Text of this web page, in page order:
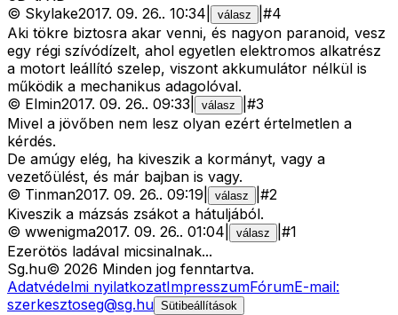
© Skylake2017. 09. 26.. 10:34 válasz #4
Aki tökre biztosra akar venni, és nagyon paranoid, vesz
egy régi szívódízelt, ahol egyetlen elektromos alkatrész
a motort leállító szelep, viszont akkumulátor nélkül is
működik a mechanikus adagolóval.
© Elmin2017. 09. 26.. 09:33 válasz #3
Mivel a jövőben nem lesz olyan ezért értelmetlen a
kérdés.
De amúgy elég, ha kiveszik a kormányt, vagy a
vezetőülést, és már bajban is vagy.
© Tinman2017. 09. 26.. 09:19 válasz #2
Kiveszik a mázsás zsákot a hátuljából.
© wwenigma2017. 09. 26.. 01:04 válasz #1
Ezerötös ladával micsinalnak...
Sg.hu© 2026 Minden jog fenntartva.
Adatvédelmi nyilatkozatImpresszumFórumE-mail:
szerkesztoseg@sg.hu Sütibeállítások